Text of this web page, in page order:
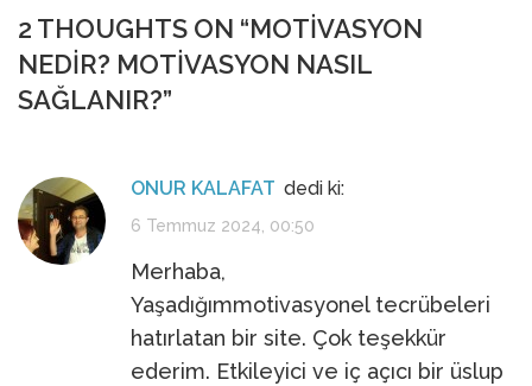
2 THOUGHTS ON “MOTIVASYON
NEDIR? MOTIVASYON NASIL
SAĞLANIR?”
ONUR KALAFAT dedi ki:
6 Temmuz 2024, 00:50
Merhaba,
Yaşadığımmotivasyonel tecrübeleri
hatırlatan bir site. Çok teşekkür
ederim. Etkileyici ve iç açıcı bir üslup